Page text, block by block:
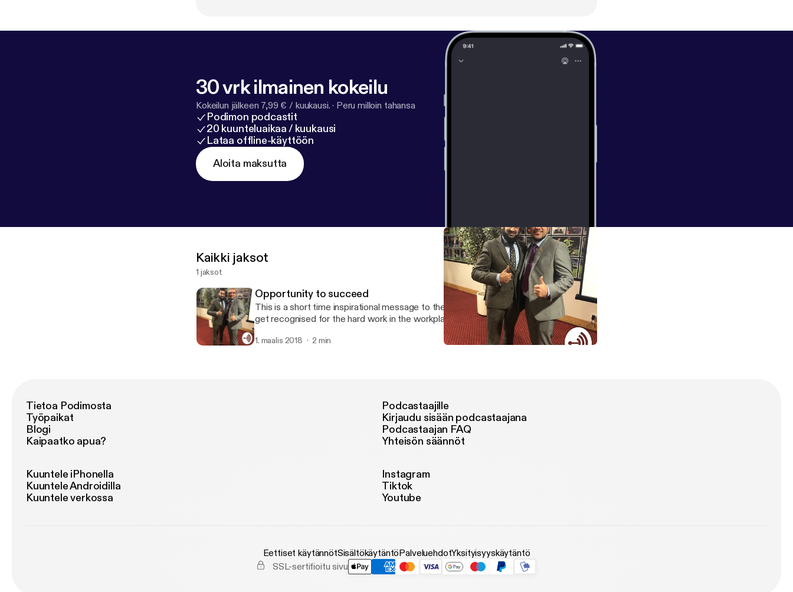
30 vrk ilmainen kokeilu
Kokeilun jälkeen 7,99 € / kuukausi. · Peru milloin tahansa
Podimon podcastit
20 kuunteluaikaa / kuukausi
Lataa offline-käyttöön
Aloita maksutta
Kaikki jaksot
1 jaksot
Opportunity to succeed
This is a short time inspirational message to the guys with fire in the belly but don’t
get recognised for the hard work in the workplace. You can do so much better and be
your own boss, plus and time and money freedom and start living your dreams and
have less worries.
1. maalis 2018 2 min
Tietoa Podimosta
Työpaikat
Blogi
Kaipaatko apua?
Podcastaajille
Kirjaudu sisään podcastaajana
Podcastaajan FAQ
Yhteisön säännöt
Kuuntele iPhonella
Kuuntele Androidilla
Kuuntele verkossa
Instagram
Tiktok
Youtube
Eettiset käytännötSisältökäytäntöPalveluehdotYksityisyyskäytäntö
SSL-sertifioitu sivu